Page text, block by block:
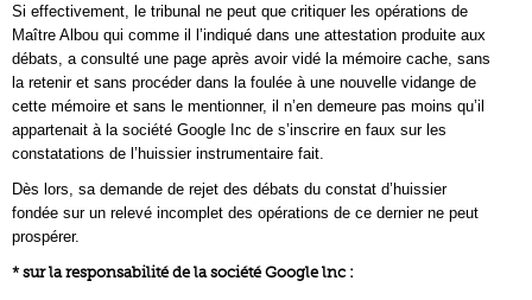
Si effectivement, le tribunal ne peut que critiquer les opérations de
Maître Albou qui comme il l’indiqué dans une attestation produite aux
débats, a consulté une page après avoir vidé la mémoire cache, sans
la retenir et sans procéder dans la foulée à une nouvelle vidange de
cette mémoire et sans le mentionner, il n’en demeure pas moins qu’il
appartenait à la société Google Inc de s’inscrire en faux sur les
constatations de l’huissier instrumentaire fait.
Dès lors, sa demande de rejet des débats du constat d’huissier
fondée sur un relevé incomplet des opérations de ce dernier ne peut
prospérer.
* sur la responsabilité de la société Google lnc :